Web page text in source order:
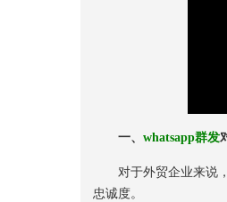
一、whatsapp群发
对于外贸企业来说，
忠诚度。